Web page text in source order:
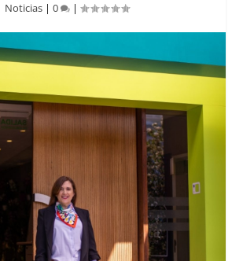
Noticias | 0 |